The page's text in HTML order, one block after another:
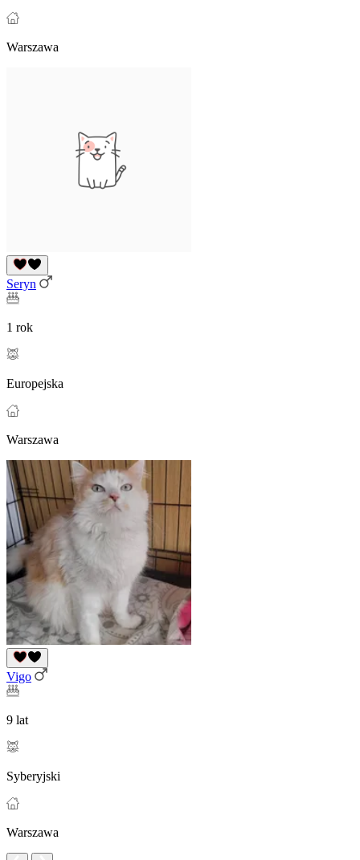
Warszawa
Seryn
1 rok
Europejska
Warszawa
Vigo
9 lat
Syberyjski
Warszawa